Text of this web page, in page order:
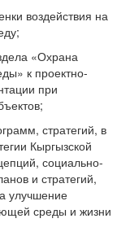
воздействия на
«Охрана
к проектно-
при
стратегий, в
Кыргызской
социально-
и стратегий,
улучшение
среды и жизни